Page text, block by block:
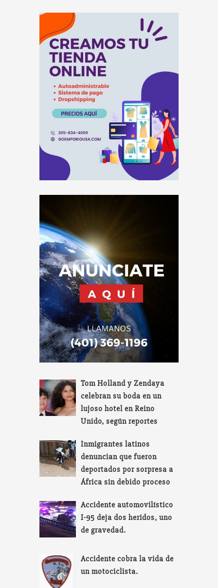
Tom Holland y Zendaya
celebran su boda en un
lujoso hotel en Reino
Unido, según reportes
Inmigrantes latinos
denuncian que fueron
deportados por sorpresa a
África sin debido proceso
Accidente automovilístico
I-95 deja dos heridos, uno
de gravedad.
Accidente cobra la vida de
un motociclista.